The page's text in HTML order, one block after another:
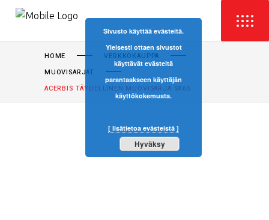
HOME
VERKKOKAUPPA
MUOVISARJAT
ACERBIS TÄYDELLINEN MUOVISARJA SX65
Sivusto käyttää evästeitä.
Yleisesti ottaen sivustot
käyttävät evästeitä
parantaakseen käyttäjän
käyttökokemusta.
[ lisätietoa evästeistä ]
Hyväksy